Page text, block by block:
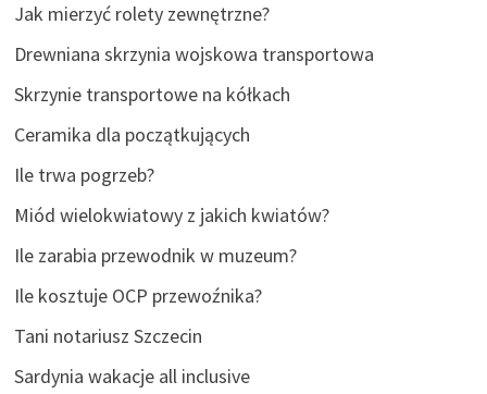
Jak mierzyć rolety zewnętrzne?
Drewniana skrzynia wojskowa transportowa
Skrzynie transportowe na kółkach
Ceramika dla początkujących
Ile trwa pogrzeb?
Miód wielokwiatowy z jakich kwiatów?
Ile zarabia przewodnik w muzeum?
Ile kosztuje OCP przewoźnika?
Tani notariusz Szczecin
Sardynia wakacje all inclusive